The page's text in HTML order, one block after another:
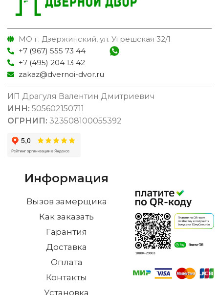
МО г. Дзержинский, ул. Угрешская 32/1
+7 (967) 555 73 44
+7 (495) 204 13 42
zakaz@dvernoi-dvor.ru
ИП Драгуля Валентин Дмитриевич
ИНН: 505602150711
ОГРНИП: 323508100055392
Информация
Вызов замерщика
Как заказать
Гарантия
Доставка
Оплата
Контакты
Установка